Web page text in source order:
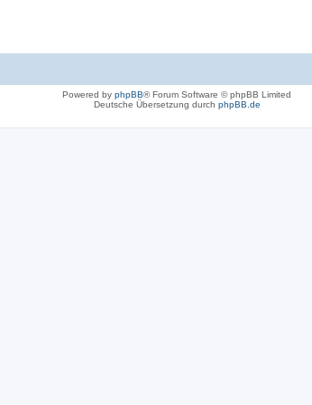
Powered by phpBB® Forum Software © phpBB Limited
Deutsche Übersetzung durch phpBB.de